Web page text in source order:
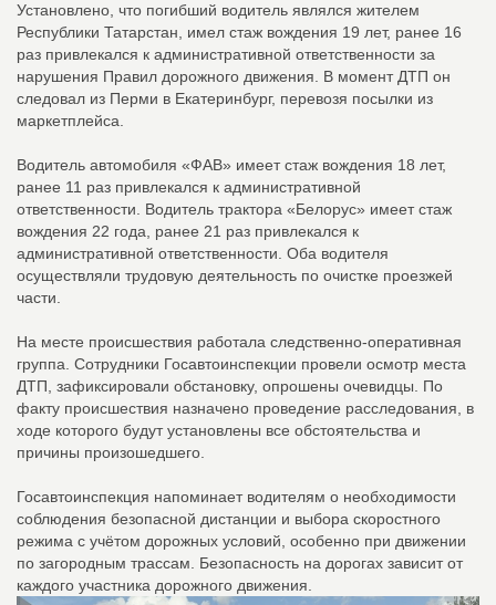
Установлено, что погибший водитель являлся жителем
Республики Татарстан, имел стаж вождения 19 лет, ранее 16
раз привлекался к административной ответственности за
нарушения Правил дорожного движения. В момент ДТП он
следовал из Перми в Екатеринбург, перевозя посылки из
маркетплейса.
Водитель автомобиля «ФАВ» имеет стаж вождения 18 лет,
ранее 11 раз привлекался к административной
ответственности. Водитель трактора «Белорус» имеет стаж
вождения 22 года, ранее 21 раз привлекался к
административной ответственности. Оба водителя
осуществляли трудовую деятельность по очистке проезжей
части.
На месте происшествия работала следственно-оперативная
группа. Сотрудники Госавтоинспекции провели осмотр места
ДТП, зафиксировали обстановку, опрошены очевидцы. По
факту происшествия назначено проведение расследования, в
ходе которого будут установлены все обстоятельства и
причины произошедшего.
Госавтоинспекция напоминает водителям о необходимости
соблюдения безопасной дистанции и выбора скоростного
режима с учётом дорожных условий, особенно при движении
по загородным трассам. Безопасность на дорогах зависит от
каждого участника дорожного движения.